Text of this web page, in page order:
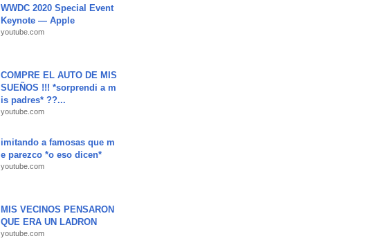
WWDC 2020 Special Event
Keynote — Apple
youtube.com
COMPRE EL AUTO DE MIS
SUEÑOS !!! *sorprendi a m
is padres* ??...
youtube.com
imitando a famosas que m
e parezco *o eso dicen*
youtube.com
MIS VECINOS PENSARON
QUE ERA UN LADRON
youtube.com